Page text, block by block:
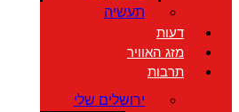
תעשיה
דעות
מזג האוויר
תרבות
ירושלים שלי